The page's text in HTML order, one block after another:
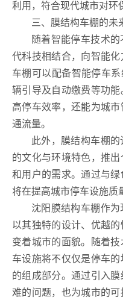
利用，符合现代城市对环
三、膜结构车棚的未
随着智能停车技术
代科技相结合，向智能
车棚可以配备智能停车
辆引导及自动缴费等功
高停车效率，还能为城
通流量。
此外，膜结构车棚
的文化与环境特色，推
和用户的需求。通过与
将在提高城市停车设施质
沈阳膜结构车棚作为
以其独特的设计、优越
变着城市的面貌。随着
车设施将不仅仅是停车
的组成部分。通过引入
难的问题，也为城市的